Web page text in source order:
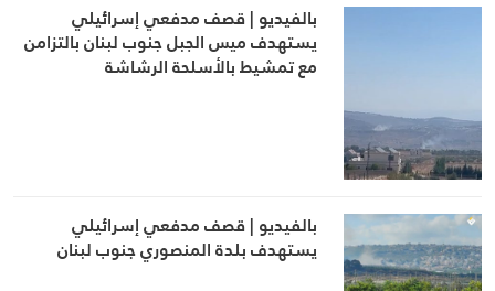
بالفيديو | قصف مدفعي إسرائيلي
يستهدف ميس الجبل جنوب لبنان بالتزامن
مع تمشيط بالأسلحة الرشاشة
بالفيديو | قصف مدفعي إسرائيلي
يستهدف بلدة المنصوري جنوب لبنان